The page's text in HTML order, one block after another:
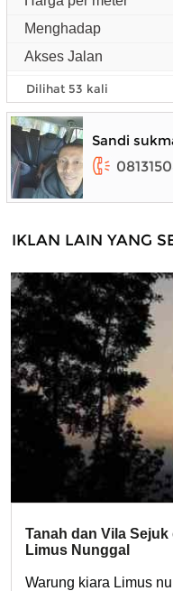
Menghadap
Akses Jalan
Dilihat 53 kali
Sandi
IKLAN LAIN YANG
Tanah dan Vila
Limus Nunggal
Warung kiara Limus